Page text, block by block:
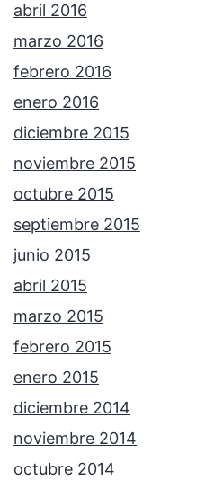
abril 2016
marzo 2016
febrero 2016
enero 2016
diciembre 2015
noviembre 2015
octubre 2015
septiembre 2015
junio 2015
abril 2015
marzo 2015
febrero 2015
enero 2015
diciembre 2014
noviembre 2014
octubre 2014